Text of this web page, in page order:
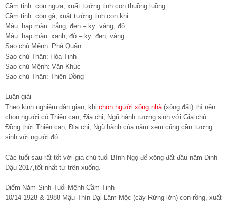
Cầm tinh: con ngựa, xuất tướng tinh con thuồng luồng.
Cầm tinh: con gà, xuất tướng tinh con khỉ.
Màu: hạp màu: trắng, đen – kỵ: vàng, đỏ
Màu: hạp màu: xanh, đỏ – kỵ: đen, vàng
Sao chủ Mệnh: Phá Quân
Sao chủ Thân: Hỏa Tinh
Sao chủ Mệnh: Văn Khúc
Sao chủ Thân: Thiên Đồng
Luận giải
Theo kinh nghiệm dân gian, khi chọn người xông nhà (xông đất) thì nên
chọn người có Thiên can, Địa chi, Ngũ hành tương sinh với Gia chủ.
Đồng thời Thiên can, Địa chi, Ngũ hành của năm xem cũng cần tương
sinh với người đó.
Các tuổi sau rất tốt với gia chủ tuổi Bính Ngọ để xông đất đầu năm Đinh
Dậu 2017,tốt nhất từ trên xuống.
Điểm Năm Sinh Tuổi Mệnh Cầm Tinh
10/14 1928 & 1988 Mậu Thìn Đại Lâm Mộc (cây Rừng lớn) con rồng, xuất